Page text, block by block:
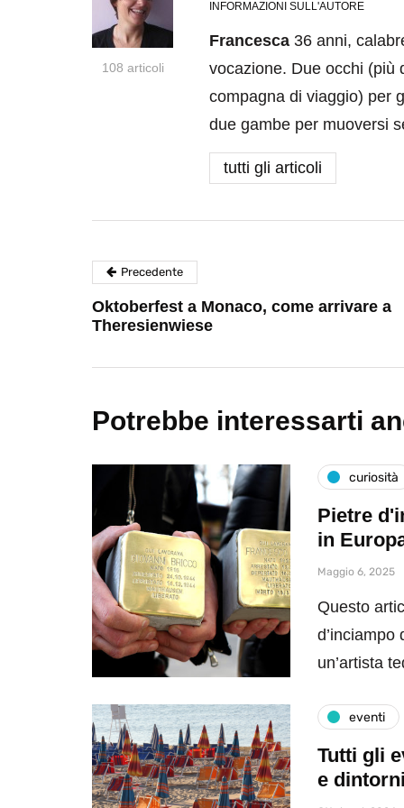
108 articoli
INFORMAZIONI SULL'AUTORE
Francesca 36 anni,
vocazione. Due occhi (più
compagna di viaggio) per
due gambe per muoversi
tutti gli articoli
Precedente
Oktoberfest a Monaco, come arrivare a
Theresienwiese
Potrebbe interessarti
curiosità
Pietre
in
Maggio 6, 2025
Questo
d’inciampo
un’artista
eventi
Tutti gli
e dintorni